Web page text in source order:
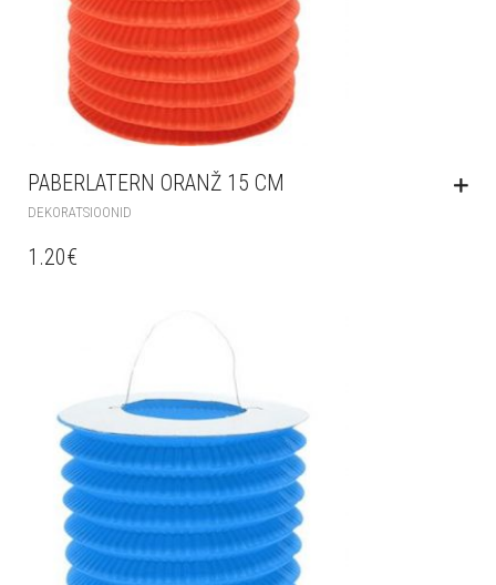
PABERLATERN ORANŽ 15 CM
DEKORATSIOONID
1.20€